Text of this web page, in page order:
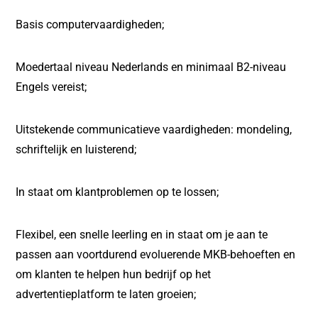
Basis computervaardigheden;
Moedertaal niveau Nederlands en minimaal B2-niveau
Engels vereist;
Uitstekende communicatieve vaardigheden: mondeling,
schriftelijk en luisterend;
In staat om klantproblemen op te lossen;
Flexibel, een snelle leerling en in staat om je aan te
passen aan voortdurend evoluerende MKB-behoeften en
om klanten te helpen hun bedrijf op het
advertentieplatform te laten groeien;